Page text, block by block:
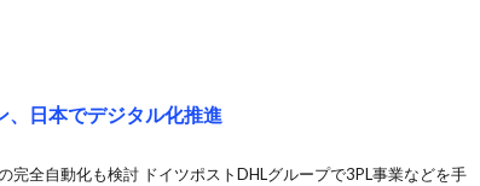
、日本でデジタル化推進
完全自動化も検討 ドイツポストDHLグループで3PL事業などを手